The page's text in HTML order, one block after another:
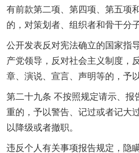
有前款第二项、第四项、第五项
的，对策划者、组织者和骨干分
公开发表反对宪法确立的国家指
产党领导，反对社会主义制度，
章、演说、宣言、声明等的，予
第二十九条 不按照规定请示、报
重的，予以警告、记过或者记大
以降级或者撤职。
违反个人有关事项报告规定，隐